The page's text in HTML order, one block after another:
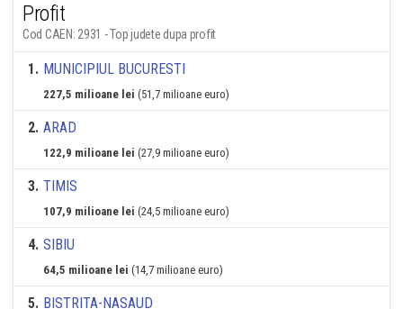
Profit
Cod CAEN: 2931 - Top judete dupa profit
1. MUNICIPIUL BUCURESTI
227,5 milioane lei (51,7 milioane euro)
2. ARAD
122,9 milioane lei (27,9 milioane euro)
3. TIMIS
107,9 milioane lei (24,5 milioane euro)
4. SIBIU
64,5 milioane lei (14,7 milioane euro)
5. BISTRITA-NASAUD